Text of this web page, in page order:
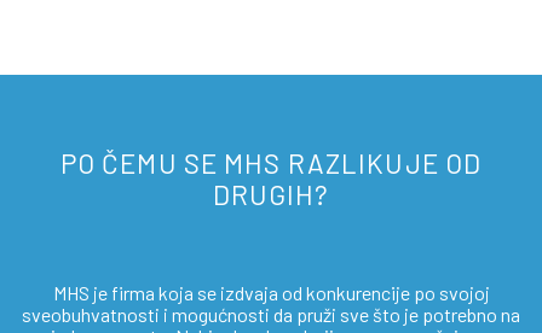
PO ČEMU SE MHS RAZLIKUJE OD
DRUGIH?
MHS je firma koja se izdvaja od konkurencije po svojoj
sveobuhvatnosti i mogućnosti da pruži sve što je potrebno na